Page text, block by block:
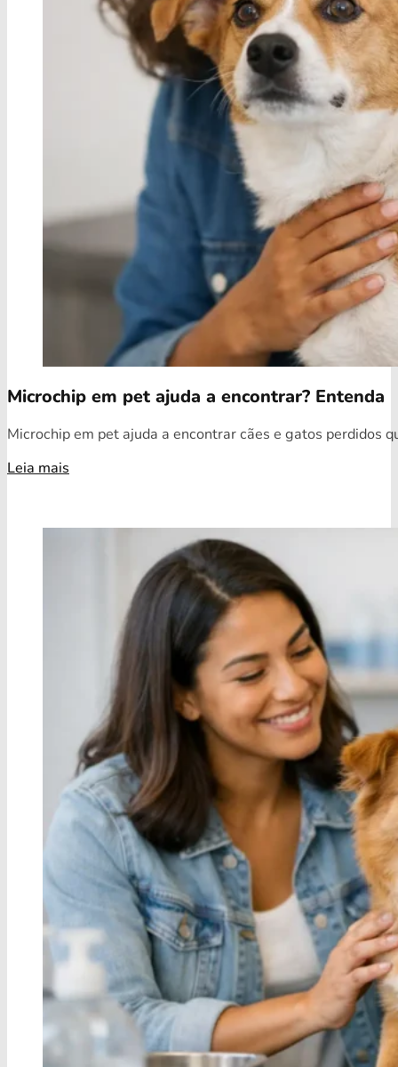
Microchip em pet ajuda a encontrar? Entenda
Microchip em pet ajuda a encontrar cães e gatos perdidos
Leia mais